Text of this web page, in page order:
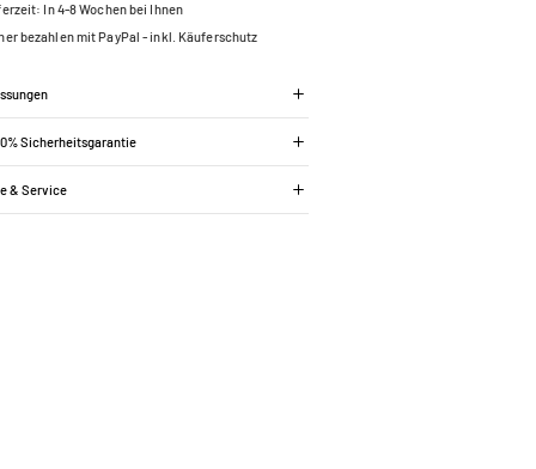
In 4-8 Wochen bei Ihnen
bezahlen mit PayPal - inkl. Käuferschutz
Sicherheitsgarantie
& Service